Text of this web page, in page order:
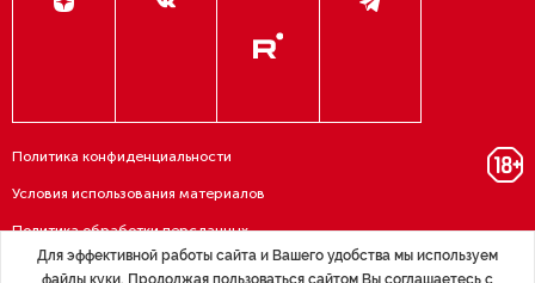
Политика конфиденциальности
Условия использования материалов
Политика обработки персданных
Договор — публичная оферта
Для эффективной работы сайта и Вашего удобства мы используем
файлы куки. Продолжая пользоваться сайтом Вы соглашаетесь с